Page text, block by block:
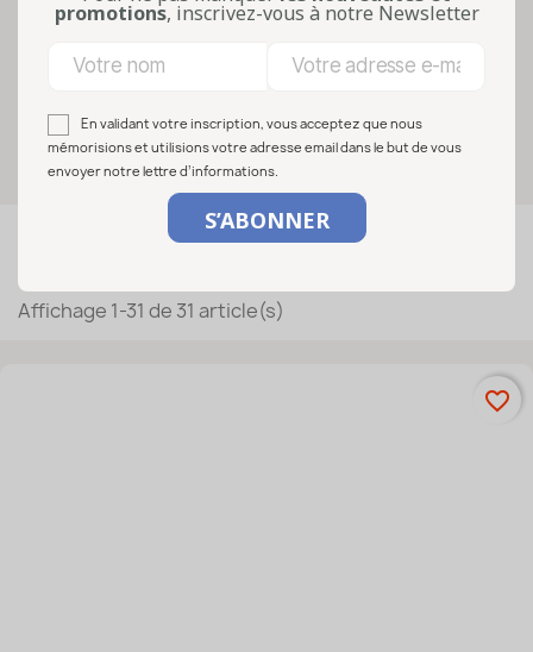
permet d’organiser vos réserves
alimentai...
Sélectionnez vos options
Pertinence
Affichage 1-31 de 31 article(s)
favorite_border
promotions, inscrivez-vous à notre Newsletter
En validant votre inscription, vous acceptez que nous
mémorisions et utilisions votre adresse email dans le but de vous
envoyer notre lettre d’informations.